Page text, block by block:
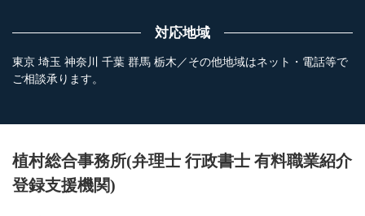
対応地域
東京 埼玉 神奈川 千葉 群馬 栃木／その他地域はネット・電話等で
ご相談承ります。
植村総合事務所(弁理士 行政書士 有料職業紹介
登録支援機関)